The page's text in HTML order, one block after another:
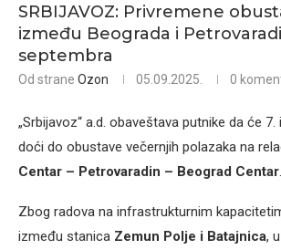
SRBIJAVOZ: Privremene
između Beograda i
septembra
Od strane Ozon 05.09.2025. 0
„Srbijavoz“ a.d. obaveštava putnike da će
doći do obustave večernjih polazaka na
Centar – Petrovaradin – Beograd Centar.
Zbog radova na infrastrukturnim
između stanica Zemun Polje i Batajnica,